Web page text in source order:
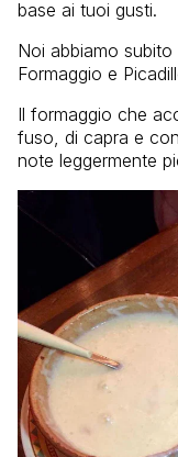
base ai tuoi gusti.
Noi abbiamo
Formaggio e
Il formaggio che
fuso, di capra e
note leggermente